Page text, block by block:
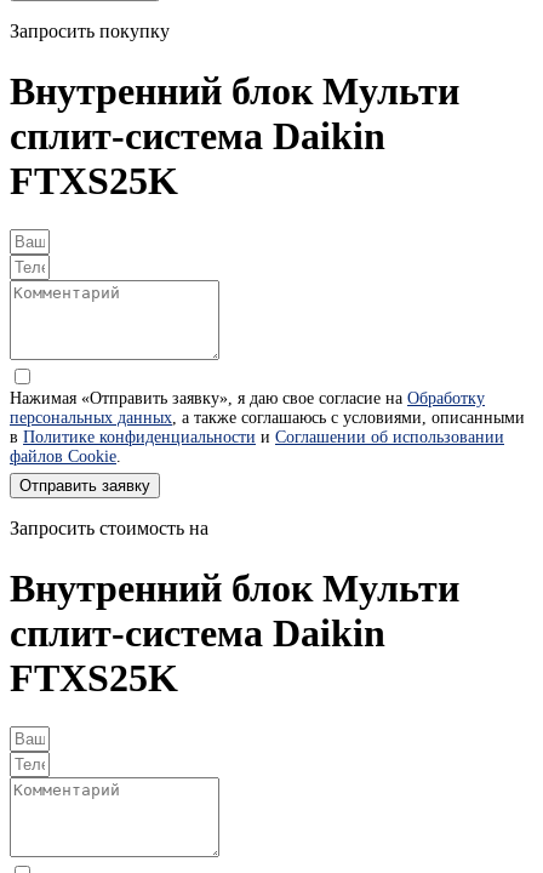
Запросить покупку
Внутренний блок Мульти
сплит-система Daikin
FTXS25K
Нажимая «Отправить заявку», я даю свое согласие на Обработку
персональных данных, а также соглашаюсь с условиями, описанными
в Политике конфиденциальности и Соглашении об использовании
файлов Cookie.
Отправить заявку
Запросить стоимость на
Внутренний блок Мульти
сплит-система Daikin
FTXS25K